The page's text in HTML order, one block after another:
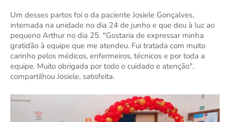
Um desses partos foi o da paciente Josiele Gonçalves,
internada na unidade no dia 24 de junho e que deu à luz ao
pequeno Arthur no dia 25. "Gostaria de expressar minha
gratidão à equipe que me atendeu. Fui tratada com muito
carinho pelos médicos, enfermeiros, técnicos e por toda a
equipe. Muito obrigada por todo o cuidado e atenção",
compartilhou Josiele, satisfeita.